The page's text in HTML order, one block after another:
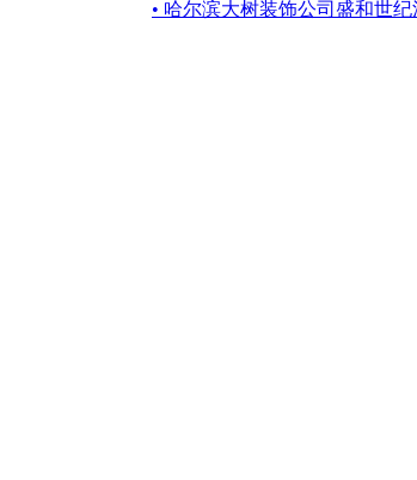
• 哈尔滨大树装饰公司盛和世